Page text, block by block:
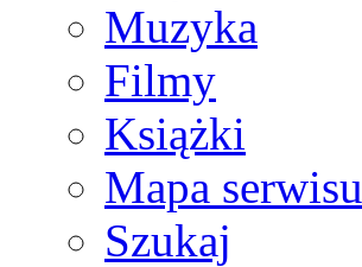
Muzyka
Filmy
Książki
Mapa serwisu
Szukaj